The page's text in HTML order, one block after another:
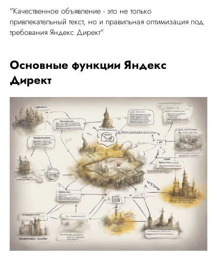
"Качественное объявление - это не только
привлекательный текст, но и правильная оптимизация под
требования Яндекс Директ"
Основные функции Яндекс
Директ